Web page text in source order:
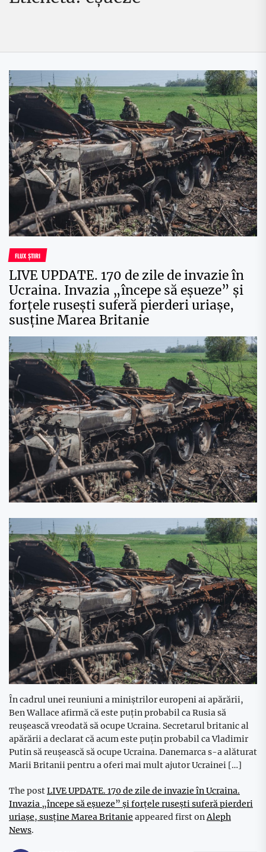
FLUX ȘTIRI
LIVE UPDATE. 170 de zile de invazie în
Ucraina. Invazia „începe să eșueze” și
forțele rusești suferă pierderi uriașe,
susține Marea Britanie
În cadrul unei reuniuni a miniștrilor europeni ai apărării,
Ben Wallace afirmă că este puțin probabil ca Rusia să
reușească vreodată să ocupe Ucraina. Secretarul britanic al
apărării a declarat că acum este puțin probabil ca Vladimir
Putin să reușească să ocupe Ucraina. Danemarca s-a alăturat
Marii Britanii pentru a oferi mai mult ajutor Ucrainei […]
The postLIVE UPDATE. 170 de zile de invazie în Ucraina.
Invazia „începe să eșueze” și forțele rusești suferă pierderi
uriașe, susține Marea Britanie appeared first on Aleph
News.